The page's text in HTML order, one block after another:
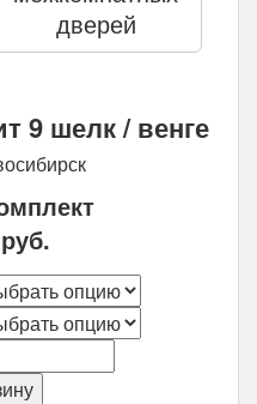
дверей
9 шелк / венге
руб.